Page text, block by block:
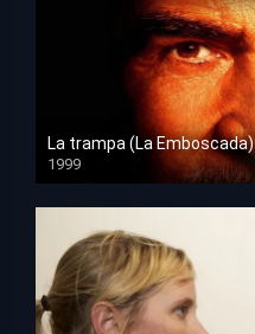
La trampa (La Emboscada)
1999
HD 1080p